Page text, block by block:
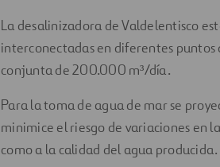
La desalinizadora de Valdelentisco
interconectadas en diferentes
conjunta de 200.000 m³/día.
Para la toma de agua de mar se
minimice el riesgo de variaciones en
como a la calidad del agua producida.